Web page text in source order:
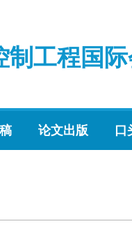
制工程国
论文出版 口